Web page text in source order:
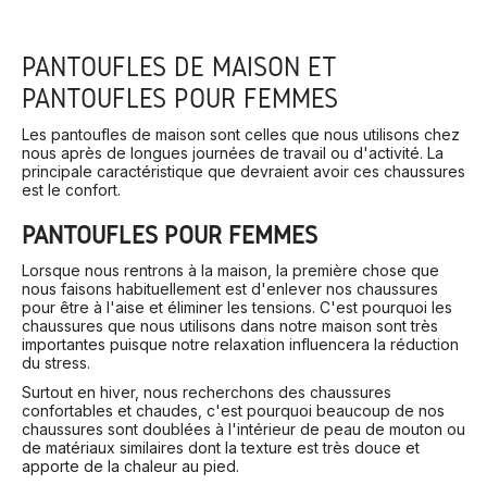
PANTOUFLES DE MAISON ET
PANTOUFLES POUR FEMMES
Les pantoufles de maison sont celles que nous utilisons chez
nous après de longues journées de travail ou d'activité. La
principale caractéristique que devraient avoir ces chaussures
est le confort.
PANTOUFLES POUR FEMMES
Lorsque nous rentrons à la maison, la première chose que
nous faisons habituellement est d'enlever nos chaussures
pour être à l'aise et éliminer les tensions. C'est pourquoi les
chaussures que nous utilisons dans notre maison sont très
importantes puisque notre relaxation influencera la réduction
du stress.
Surtout en hiver, nous recherchons des chaussures
confortables et chaudes, c'est pourquoi beaucoup de nos
chaussures sont doublées à l'intérieur de peau de mouton ou
de matériaux similaires dont la texture est très douce et
apporte de la chaleur au pied.